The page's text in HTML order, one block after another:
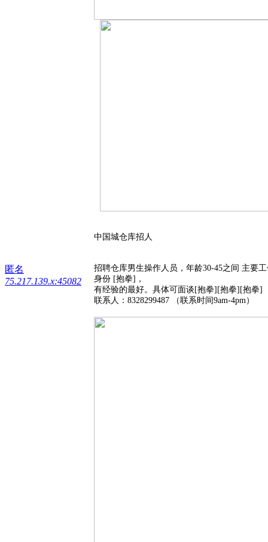
匿名
75.217.139.x:45082
中国城仓库招人
招聘仓库男生操作人员，年龄30-45之间 主要
身份 [抱拳]，
有经验的最好。具体可面谈[抱拳][抱拳][抱拳]
联系人：8328299487 （联系时间9am-4pm）